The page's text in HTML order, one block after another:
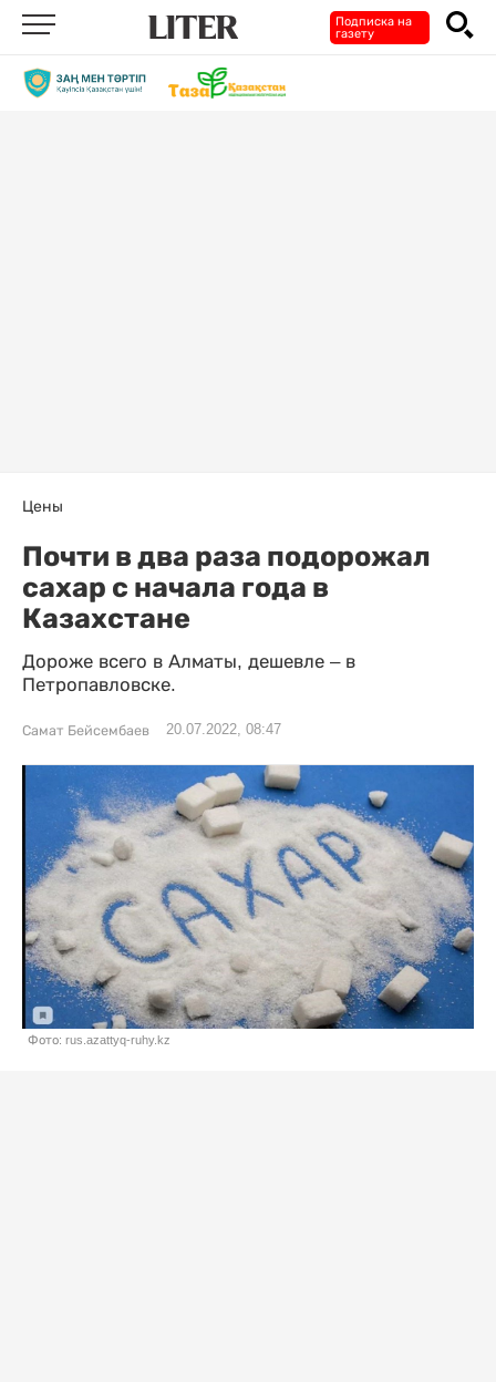
Подписка на
газету
Цены
Почти в два раза подорожал
сахар с начала года в
Казахстане
Дороже всего в Алматы, дешевле – в
Петропавловске.
Самат Бейсембаев 20.07.2022, 08:47
Фото: rus.azattyq-ruhy.kz